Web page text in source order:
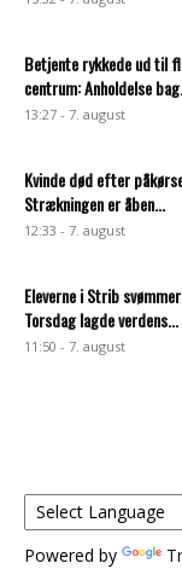
Betjente rykkede ud til
centrum: Anholdelse
13:27 - 7. august
Kvinde død efter
Strækningen er åben...
12:33 - 7. august
Eleverne i Strib
Torsdag lagde verdens...
11:50 - 7. august
Powered by